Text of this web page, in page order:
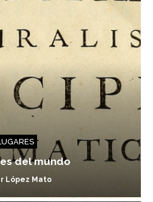
del mundo
López Mato